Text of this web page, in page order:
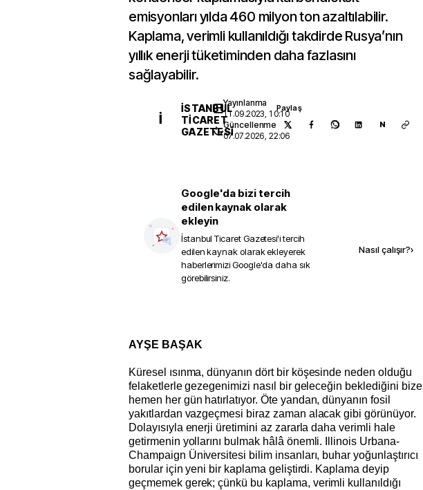
emisyonları yılda 460 milyon ton azaltılabilir.
Kaplama, verimli kullanıldığı takdirde Rusya’nın
yıllık enerji tüketiminden daha fazlasını
sağlayabilir.
İ
İSTANBUL
TICARET
GAZETESI
Yayınlanma
11.09.2023, 10:10
Güncellenme
07.07.2026, 22:06
Paylaş
N
Google'da bizi tercih
edilen kaynak olarak
ekleyin
İstanbul Ticaret Gazetesi'i tercih
edilen kaynak olarak ekleyerek
haberlerimizi Google'da daha sık
görebilirsiniz.
Nasıl çalışır?›
AYŞE BAŞAK
Küresel ısınma, dünyanın dört bir köşesinde neden olduğu
felaketlerle gezegenimizi nasıl bir geleceğin beklediğini bize
hemen her gün hatırlatıyor. Öte yandan, dünyanın fosil
yakıtlardan vazgeçmesi biraz zaman alacak gibi görünüyor.
Dolayısıyla enerji üretimini az zararla daha verimli hale
getirmenin yollarını bulmak hâlâ önemli. Illinois Urbana-
Champaign Üniversitesi bilim insanları, buhar yoğunlaştırıcı
borular için yeni bir kaplama geliştirdi. Kaplama deyip
geçmemek gerek; çünkü bu kaplama, verimli kullanıldığı